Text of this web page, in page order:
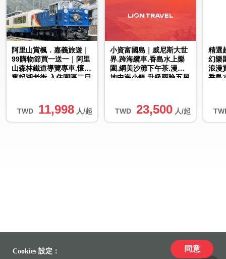
TWD 11,998 人/起
阿里山賞楓．嘉義旅遊｜
99購物節買一送一｜阿里
山森林鐵道導覽專車.懷舊
奮起湖老街.入住園區二日
TWD 23,500 人/起
小資富國島｜威尼斯大世
界.跨海纜車.香島水上樂
園.網美沙灘下午茶.漫遊
地中海小鎮.升級兩晚五星
精選
幻樂
浪漫
香島
Cookies 設定： 同意